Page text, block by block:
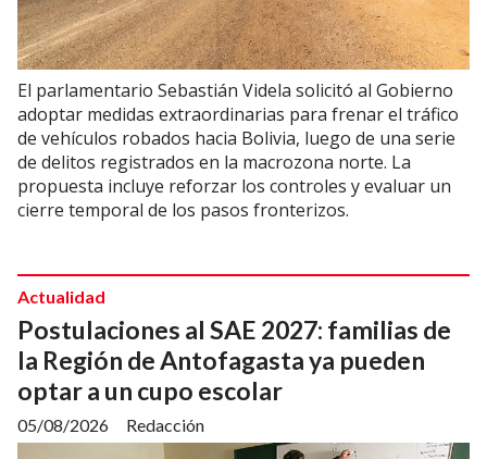
El parlamentario Sebastián Videla solicitó al Gobierno
adoptar medidas extraordinarias para frenar el tráfico
de vehículos robados hacia Bolivia, luego de una serie
de delitos registrados en la macrozona norte. La
propuesta incluye reforzar los controles y evaluar un
cierre temporal de los pasos fronterizos.
Postulaciones al SAE 2027: familias de
la Región de Antofagasta ya pueden
optar a un cupo escolar
Redacción
Actualidad
05/08/2026